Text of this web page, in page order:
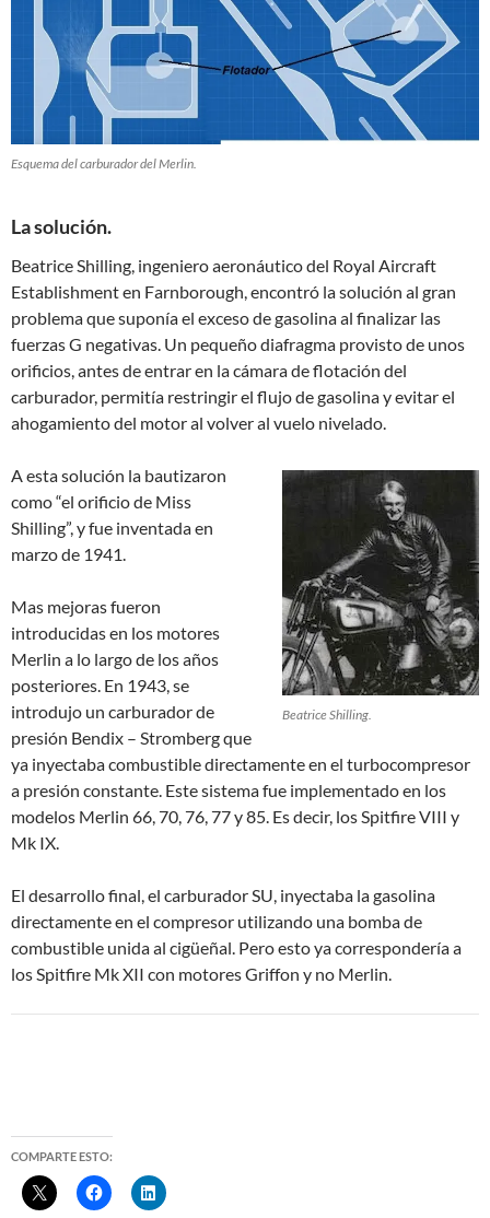
Esquema del carburador del Merlin.
La solución.
Beatrice Shilling, ingeniero aeronáutico del Royal Aircraft
Establishment en Farnborough, encontró la solución al gran
problema que suponía el exceso de gasolina al finalizar las
fuerzas G negativas. Un pequeño diafragma provisto de unos
orificios, antes de entrar en la cámara de flotación del
carburador, permitía restringir el flujo de gasolina y evitar el
ahogamiento del motor al volver al vuelo nivelado.
Beatrice Shilling.
A esta solución la bautizaron
como “el orificio de Miss
Shilling”, y fue inventada en
marzo de 1941.
Mas mejoras fueron
introducidas en los motores
Merlin a lo largo de los años
posteriores. En 1943, se
introdujo un carburador de
presión Bendix – Stromberg que
ya inyectaba combustible directamente en el turbocompresor
a presión constante. Este sistema fue implementado en los
modelos Merlin 66, 70, 76, 77 y 85. Es decir, los Spitfire VIII y
Mk IX.
El desarrollo final, el carburador SU, inyectaba la gasolina
directamente en el compresor utilizando una bomba de
combustible unida al cigüeñal. Pero esto ya correspondería a
los Spitfire Mk XII con motores Griffon y no Merlin.
COMPARTE ESTO: